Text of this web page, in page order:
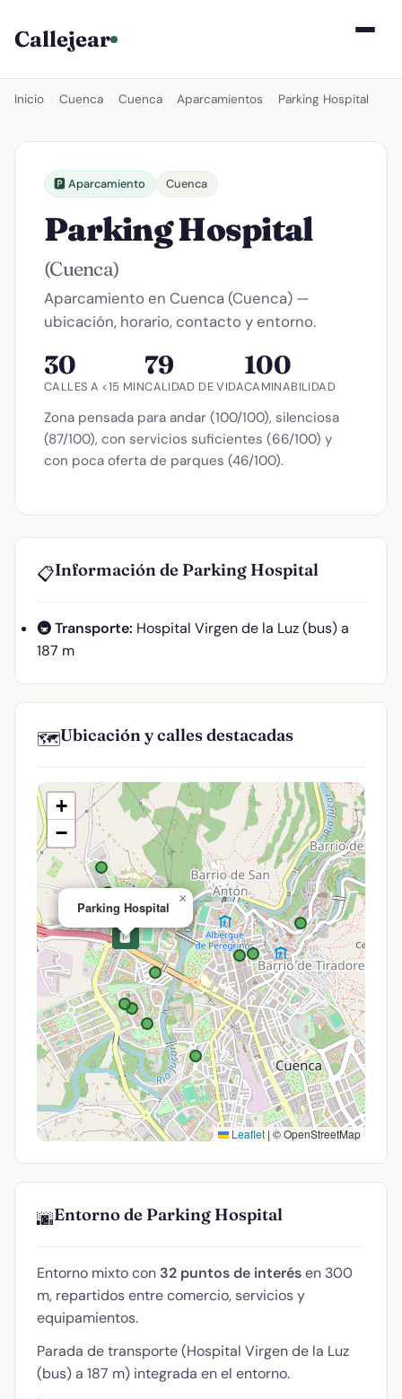
Callejear
Inicio Cuenca Cuenca Aparcamientos Parking Hospital
🅿️ Aparcamiento Cuenca
Parking Hospital
(Cuenca)
Aparcamiento en Cuenca (Cuenca) —
ubicación, horario, contacto y entorno.
30
CALLES A <15 MIN
79
CALIDAD DE VIDA
100
CAMINABILIDAD
Zona pensada para andar (100/100), silenciosa
(87/100), con servicios suficientes (66/100) y
con poca oferta de parques (46/100).
📋Información de Parking Hospital
🚇 Transporte: Hospital Virgen de la Luz (bus) a
187 m
🗺️Ubicación y calles destacadas
🅿️
Parking Hospital
×
+
−
Leaflet | © OpenStreetMap
🌆Entorno de Parking Hospital
Entorno mixto con 32 puntos de interésen 300
m, repartidos entre comercio, servicios y
equipamientos.
Parada de transporte (Hospital Virgen de la Luz
(bus) a 187 m) integrada en el entorno.